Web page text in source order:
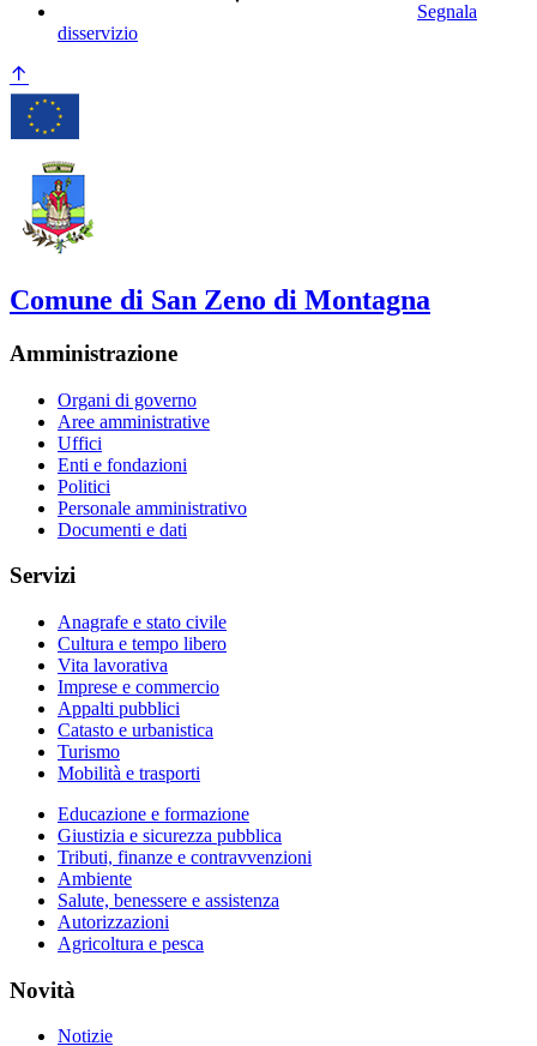
Segnala
disservizio
Comune di San Zeno di Montagna
Amministrazione
Organi di governo
Aree amministrative
Uffici
Enti e fondazioni
Politici
Personale amministrativo
Documenti e dati
Servizi
Anagrafe e stato civile
Cultura e tempo libero
Vita lavorativa
Imprese e commercio
Appalti pubblici
Catasto e urbanistica
Turismo
Mobilità e trasporti
Educazione e formazione
Giustizia e sicurezza pubblica
Tributi, finanze e contravvenzioni
Ambiente
Salute, benessere e assistenza
Autorizzazioni
Agricoltura e pesca
Novità
Notizie